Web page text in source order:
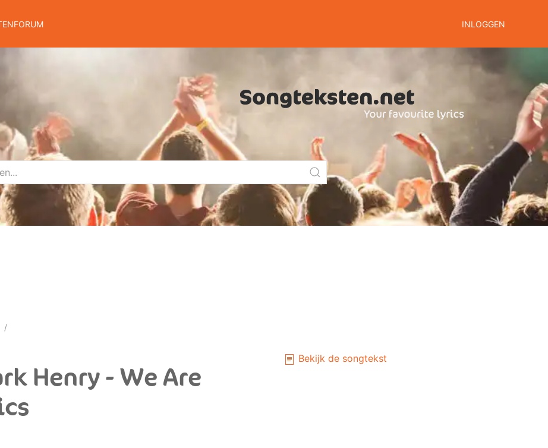
FORUM INLOGGEN
Henry - We Are
Bekijk de songtekst